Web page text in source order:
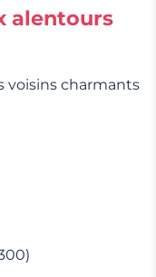
alentours
voisins charmants